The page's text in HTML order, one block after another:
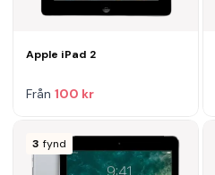
Apple iPad 2
Från 100 kr
3 fynd